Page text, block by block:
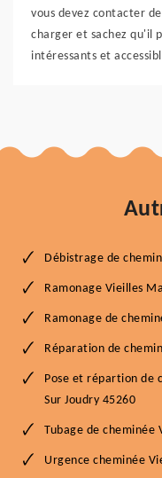
vous devez contacter
charger et sachez qu'il
intéressants et
Débistrage de
Ramonage Vieilles
Ramonage de
Réparation de
Pose et répartion de
Sur Joudry 45260
Tubage de cheminée
Urgence cheminée